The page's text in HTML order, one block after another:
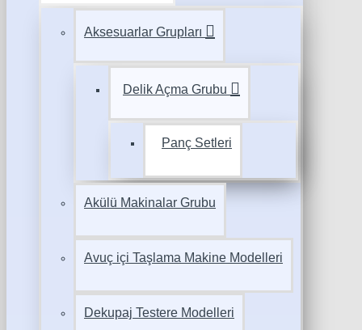
Aksesuarlar Grupları
Delik Açma Grubu
Panç Setleri
Akülü Makinalar Grubu
Avuç içi Taşlama Makine Modelleri
Dekupaj Testere Modelleri